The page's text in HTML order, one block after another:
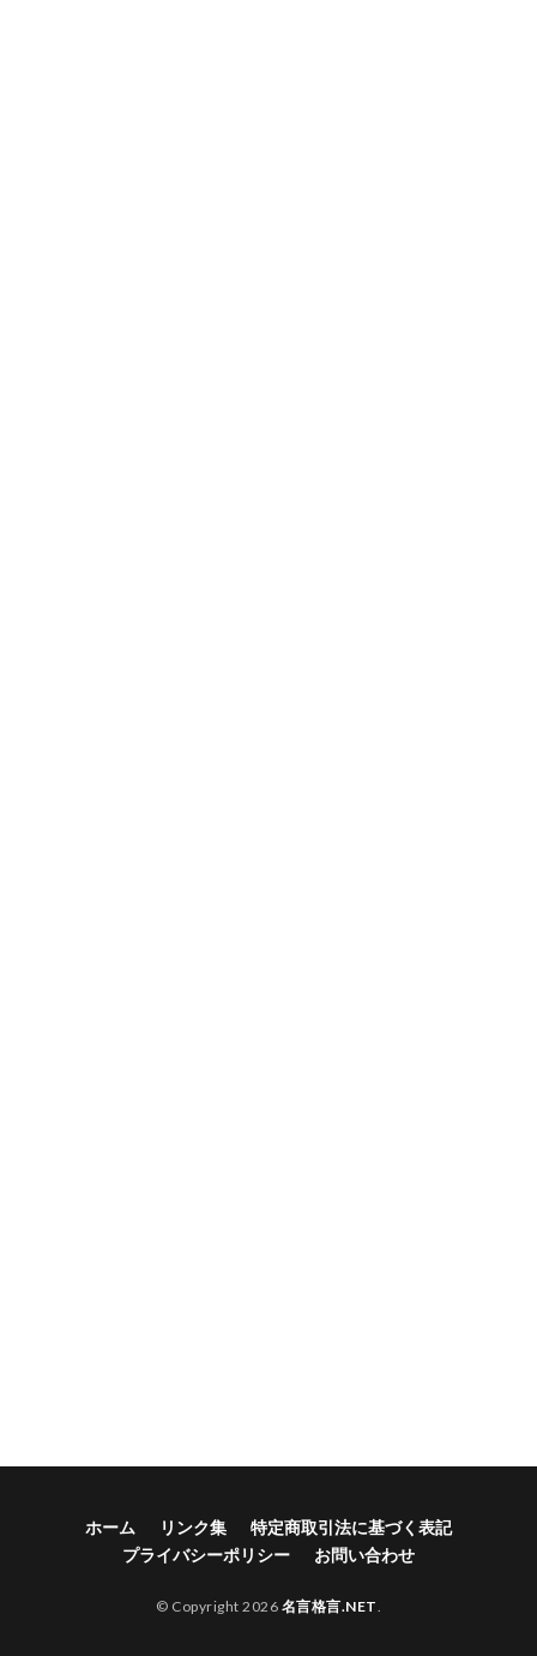
ホーム リンク集
特定商取引法に基づく表記
プライバシーポリシー
お問い合わせ
© Copyright 2026 名言格言.NET.